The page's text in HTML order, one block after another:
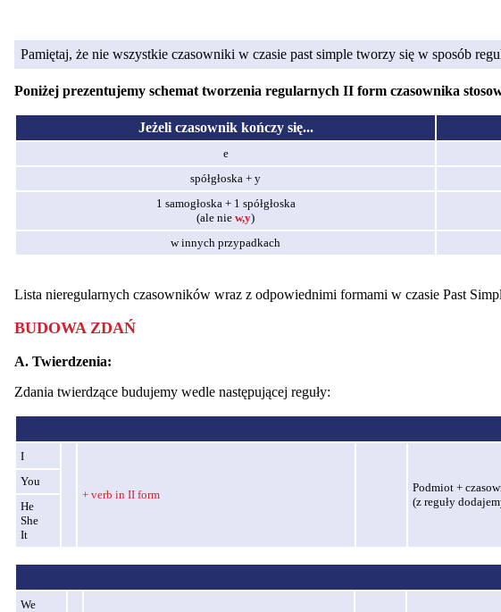
Pamiętaj, że nie wszystkie czasowniki w czasie past simple tworzy się w sposób
Poniżej prezentujemy schemat tworzenia regularnych II form czasownika
Jeżeli czasownik kończy się...
e
spółgłoska + y
1 samogłoska + 1 spółgłoska
(ale nie w,y)
w innych przypadkach
Lista nieregularnych czasowników wraz z odpowiednimi formami w czasie Past
BUDOWA ZDAŃ
A. Twierdzenia:
Zdania twierdzące budujemy wedle następującej reguły:
I
+ verb in II form
Podmiot +
(z reguły
You
He
She
It
We